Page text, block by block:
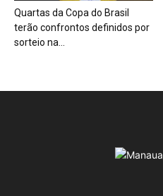
Quartas da Copa do Brasil
terão confrontos definidos por
sorteio na...